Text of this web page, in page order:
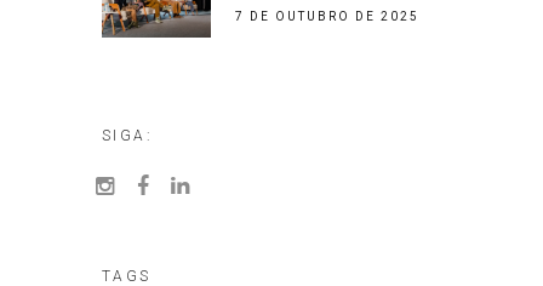
7 DE OUTUBRO DE 2025
SIGA:
TAGS